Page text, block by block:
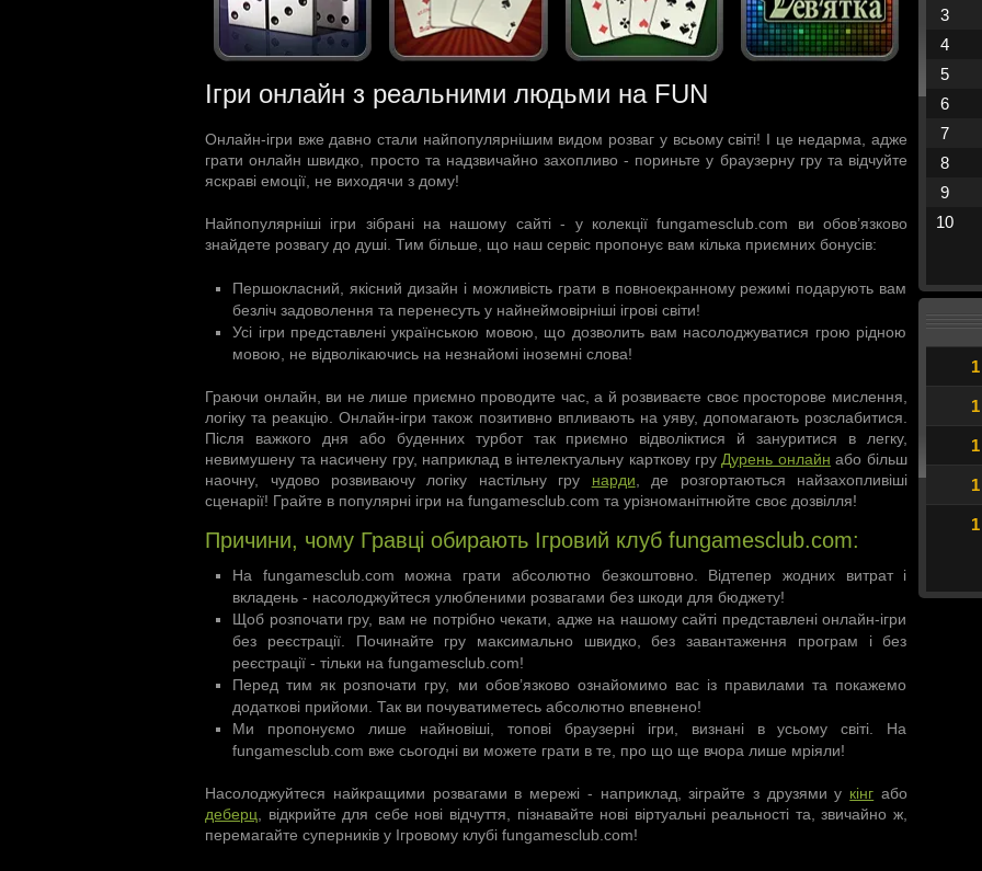
Ігри онлайн з реальними людьми на FUN
Онлайн-ігри вже давно стали найпопулярнішим видом розваг у всьому світі! І це недарма, адже
грати онлайн швидко, просто та надзвичайно захопливо - пориньте у браузерну гру та відчуйте
яскраві емоції, не виходячи з дому!
Найпопулярніші ігри зібрані на нашому сайті - у колекції fungamesclub.com ви обов’язково
знайдете розвагу до душі. Тим більше, що наш сервіс пропонує вам кілька приємних бонусів:
Першокласний, якісний дизайн і можливість грати в повноекранному режимі подарують вам
безліч задоволення та перенесуть у найнеймовірніші ігрові світи!
Усі ігри представлені українською мовою, що дозволить вам насолоджуватися грою рідною
мовою, не відволікаючись на незнайомі іноземні слова!
Граючи онлайн, ви не лише приємно проводите час, а й розвиваєте своє просторове мислення,
логіку та реакцію. Онлайн-ігри також позитивно впливають на уяву, допомагають розслабитися.
Після важкого дня або буденних турбот так приємно відволіктися й зануритися в легку,
невимушену та насичену гру, наприклад в інтелектуальну карткову гру Дурень онлайн або більш
наочну, чудово розвиваючу логіку настільну гру нарди , де розгортаються найзахопливіші
сценарії! Грайте в популярні ігри на fungamesclub.com та урізноманітнюйте своє дозвілля!
Причини, чому Гравці обирають Ігровий клуб fungamesclub.com:
На fungamesclub.com можна грати абсолютно безкоштовно. Відтепер жодних витрат і
вкладень - насолоджуйтеся улюбленими розвагами без шкоди для бюджету!
Щоб розпочати гру, вам не потрібно чекати, адже на нашому сайті представлені онлайн-ігри
без реєстрації. Починайте гру максимально швидко, без завантаження програм і без
реєстрації - тільки на fungamesclub.com!
Перед тим як розпочати гру, ми обов’язково ознайомимо вас із правилами та покажемо
додаткові прийоми. Так ви почуватиметесь абсолютно впевнено!
Ми пропонуємо лише найновіші, топові браузерні ігри, визнані в усьому світі. На
fungamesclub.com вже сьогодні ви можете грати в те, про що ще вчора лише мріяли!
Насолоджуйтеся найкращими розвагами в мережі - наприклад, зіграйте з друзями у кінг або
деберц , відкрийте для себе нові відчуття, пізнавайте нові віртуальні реальності та, звичайно ж,
перемагайте суперників у Ігровому клубі fungamesclub.com!
3
4
5
6
7
8
9
10